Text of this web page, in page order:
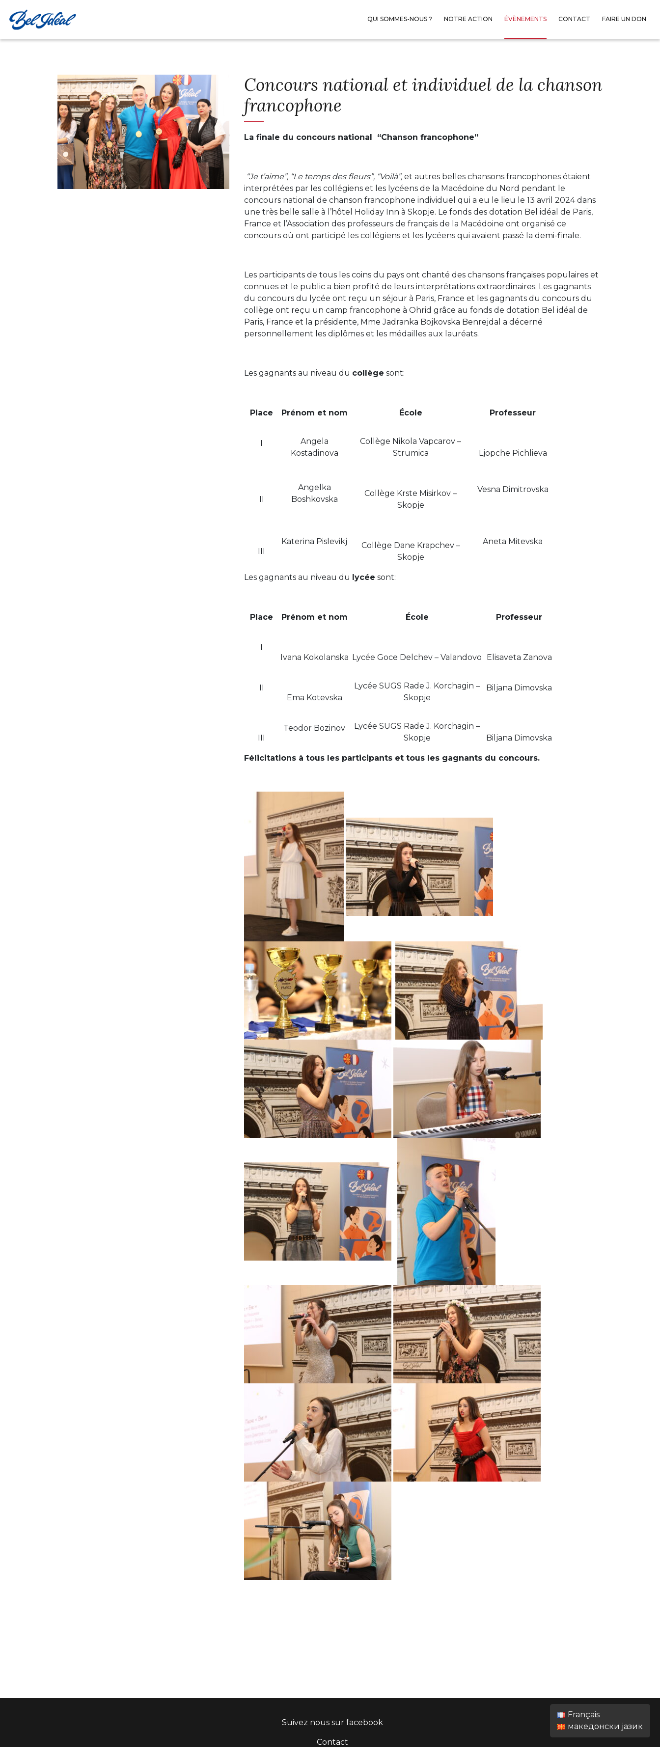
QUI SOMMES-NOUS ? NOTRE ACTION ÉVÈNEMENTS CONTACT FAIRE UN DON
Concours national et individuel de la chanson
francophone
La finale du concours national “Chanson francophone”
“Je t’aime”, “Le temps des fleurs”, “Voilà”, et autres belles chansons francophones étaient
interprétées par les collégiens et les lycéens de la Macédoine du Nord pendant le
concours national de chanson francophone individuel qui a eu le lieu le 13 avril 2024 dans
une très belle salle à l’hôtel Holiday Inn à Skopje. Le fonds des dotation Bel idéal de Paris,
France et l’Association des professeurs de français de la Macédoine ont organisé ce
concours où ont participé les collégiens et les lycéens qui avaient passé la demi-finale.
Les participants de tous les coins du pays ont chanté des chansons françaises populaires et
connues et le public a bien profité de leurs interprétations extraordinaires. Les gagnants
du concours du lycée ont reçu un séjour à Paris, France et les gagnants du concours du
collège ont reçu un camp francophone à Ohrid grâce au fonds de dotation Bel idéal de
Paris, France et la présidente, Mme Jadranka Bojkovska Benrejdal a décerné
personnellement les diplômes et les médailles aux lauréats.
Les gagnants au niveau du collège sont:
Place Prénom et nom École Professeur
I
Angela
Kostadinova
Collège Nikola Vapcarov –
Strumica
Ljopche Pichlieva
II
Angelka
Boshkovska
Collège Krste Misirkov –
Skopje
Vesna Dimitrovska
III
Katerina Pislevikj
Collège Dane Krapchev –
Skopje
Aneta Mitevska
Les gagnants au niveau du lycée sont:
Place Prénom et nom École Professeur
I
Ivana Kokolanska Lycée Goce Delchev – Valandovo Elisaveta Zanova
II
Ema Kotevska
Lycée SUGS Rade J. Korchagin –
Skopje
Biljana Dimovska
III
Teodor Bozinov
Lycée SUGS Rade J. Korchagin –
Skopje
Biljana Dimovska
Félicitations à tous les participants et tous les gagnants du concours.
Suivez nous sur facebook
Contact
Français
македонски јазик